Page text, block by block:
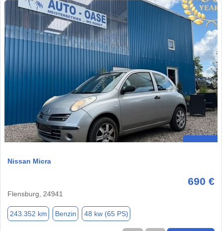
Nissan Micra
690 €
Flensburg, 24941
243.352 km Benzin 48 kw (65 PS)